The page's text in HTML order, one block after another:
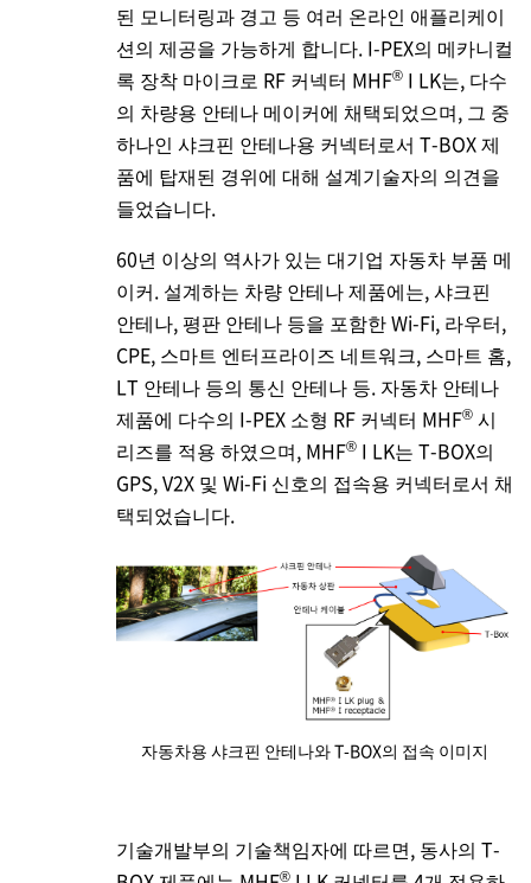
된 모니터링과 경고 등 여러 온라인 애플리케이
션의 제공을 가능하게 합니다. I-PEX의 메카니컬
록 장착 마이크로 RF 커넥터 MHF® I LK는, 다수
의 차량용 안테나 메이커에 채택되었으며, 그 중
하나인 샤크핀 안테나용 커넥터로서 T-BOX 제
품에 탑재된 경위에 대해 설계기술자의 의견을
들었습니다.
60년 이상의 역사가 있는 대기업 자동차 부품 메
이커. 설계하는 차량 안테나 제품에는, 샤크핀
안테나, 평판 안테나 등을 포함한 Wi-Fi, 라우터,
CPE, 스마트 엔터프라이즈 네트워크, 스마트 홈,
LT 안테나 등의 통신 안테나 등. 자동차 안테나
제품에 다수의 I-PEX 소형 RF 커넥터 MHF® 시
리즈를 적용 하였으며, MHF® I LK는 T-BOX의
GPS, V2X 및 Wi-Fi 신호의 접속용 커넥터로서 채
택되었습니다.
자동차용 샤크핀 안테나와 T-BOX의 접속 이미지
기술개발부의 기술책임자에 따르면, 동사의 T-
®